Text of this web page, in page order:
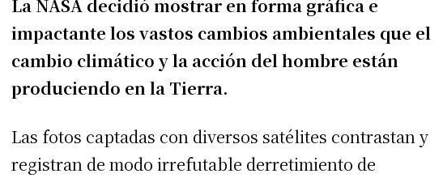
La NASA decidió mostrar en forma gráfica e
impactante los vastos cambios ambientales que el
cambio climático y la acción del hombre están
produciendo en la Tierra.
Las fotos captadas con diversos satélites contrastan y
registran de modo irrefutable derretimiento de